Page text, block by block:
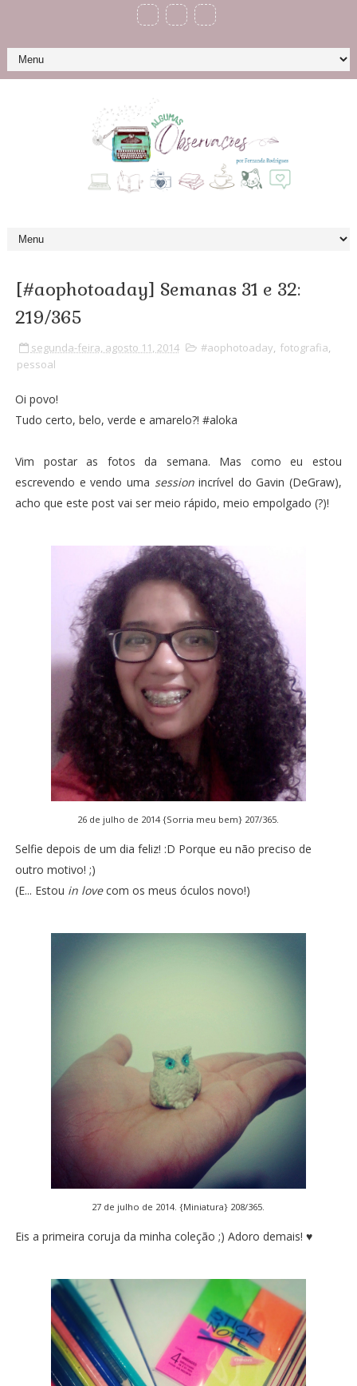
[#aophotoaday] Semanas 31 e 32:
219/365
segunda-feira, agosto 11, 2014 #aophotoaday, fotografia,
pessoal
Oi povo!
Tudo certo, belo, verde e amarelo?! #aloka
Vim postar as fotos da semana. Mas como eu estou
escrevendo e vendo uma sessionincrível do Gavin (DeGraw),
acho que este post vai ser meio rápido, meio empolgado (?)!
26 de julho de 2014 {Sorria meu bem} 207/365.
Selfie depois de um dia feliz! :D Porque eu não preciso de
outro motivo! ;)
(E... Estou in lovecom os meus óculos novo!)
27 de julho de 2014. {Miniatura} 208/365.
Eis a primeira coruja da minha coleção ;) Adoro demais! ♥